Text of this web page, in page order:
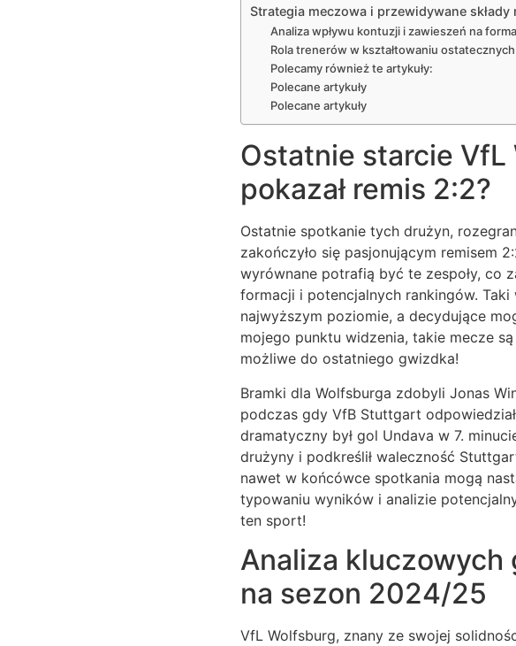
Strategia meczowa i przewidywane
Analiza wpływu kontuzji i zawieszeń na
Rola trenerów w kształtowaniu ostatecznych
Polecamy również te artykuły:
Polecane artykuły
Polecane artykuły
Ostatnie starcie
pokazał remis 2:2?
Ostatnie spotkanie tych drużyn,
zakończyło się pasjonującym remisem
wyrównane potrafią być te zespoły, co
formacji i potencjalnych rankingów.
najwyższym poziomie, a decydujące
mojego punktu widzenia, takie mecze
możliwe do ostatniego gwizdka!
Bramki dla Wolfsburga zdobyli Jonas
podczas gdy VfB Stuttgart
dramatyczny był gol Undava w 7.
drużyny i podkreślił waleczność
nawet w końcówce spotkania mogą
typowaniu wyników i analizie
ten sport!
Analiza kluczowych
na sezon 2024/25
VfL Wolfsburg, znany ze swojej